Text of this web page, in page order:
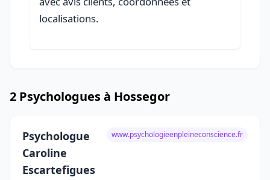
localisations.
2 Psychologues à Hossegor
Psychologue
Caroline
Escartefigues
www.psychologieenpleineconscience.fr